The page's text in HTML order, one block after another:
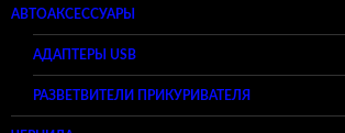
АВТОАКСЕССУАРЫ
АДАПТЕРЫ USB
РАЗВЕТВИТЕЛИ ПРИКУРИВАТЕЛЯ